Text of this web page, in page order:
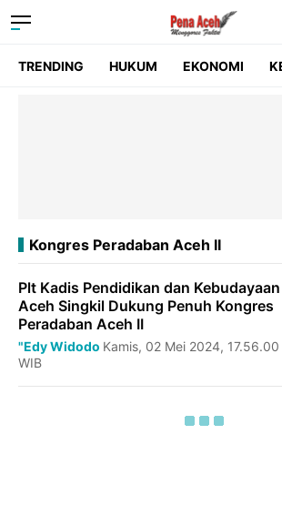
TRENDING HUKUM EKONOMI
Kongres Peradaban Aceh II
Plt Kadis Pendidikan dan Kebudayaan
Aceh Singkil Dukung Penuh Kongres
Peradaban Aceh II
"Edy Widodo Kamis, 02 Mei 2024, 17.56.00
WIB